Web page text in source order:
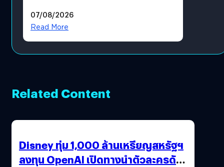
โดยตรง
07/08/2026
Read More
Related Content
Disney ทุ่ม 1,000 ล้านเหรียญสหรัฐฯ
ลงทุน OpenAI เปิดทางนำตัวละครดัง